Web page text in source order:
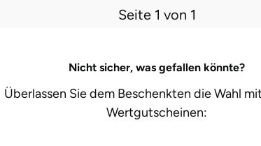
Seite 1 von 1
Nicht sicher, was gefallen könnte?
Überlassen Sie dem Beschenkten die Wahl
Wertgutscheinen: